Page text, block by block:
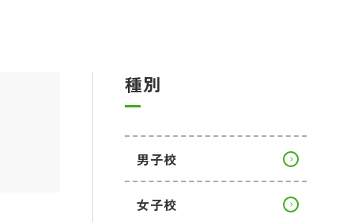
種別
男子校
女子校